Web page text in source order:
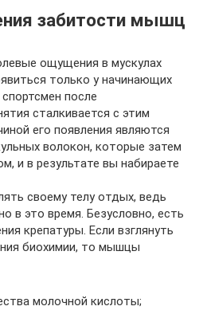
забитости мышц
ощущения в мускулах
только у начинающих
после
сталкивается с этим
его появления являются
волокон, которые затем
и в результате вы набираете
своему телу отдых, ведь
в это время. Безусловно, есть
крепатуры. Если взглянуть
биохимии, то мышцы
молочной кислоты;